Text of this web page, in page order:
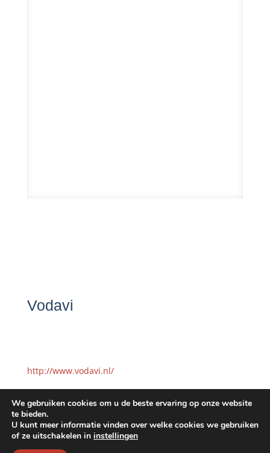
Vodavi
http://www.vodavi.nl/
We gebruiken cookies om u de beste ervaring op onze website
te bieden.
U kunt meer informatie vinden over welke cookies we gebruiken
of ze uitschakelen in instellingen